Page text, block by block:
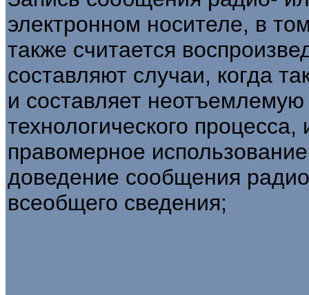
электронном носителе, в
также считается
составляют случаи, когда
и составляет
технологического
правомерное
доведение сообщения
всеобщего сведения;